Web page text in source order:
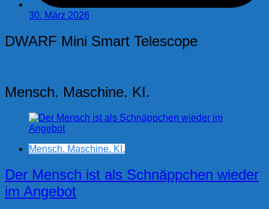
30. März 2026
DWARF Mini Smart Telescope
Mensch. Maschine. KI.
Mensch. Maschine. KI.
Der Mensch ist als Schnäppchen wieder
im Angebot